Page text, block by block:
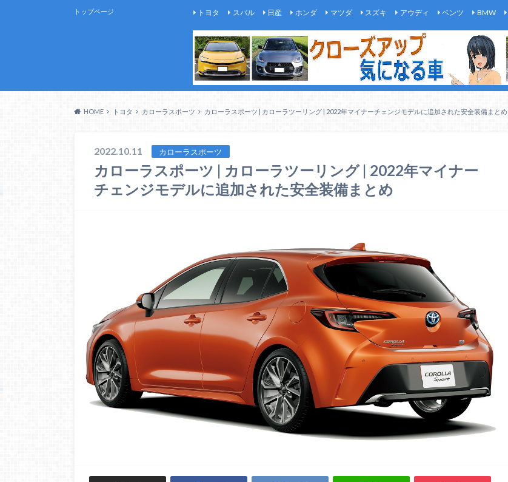
トップページ トヨタ スバル 日産 ホンダ マツダ スズキ アウディ ベンツ BMW
HOME トヨタ カローラスポーツ カローラスポーツ | カローラツーリング | 2022年マイナーチェンジモデルに追加された安全装備まとめ
2022.10.11 カローラスポーツ
カローラスポーツ | カローラツーリング | 2022年マイナー
チェンジモデルに追加された安全装備まとめ